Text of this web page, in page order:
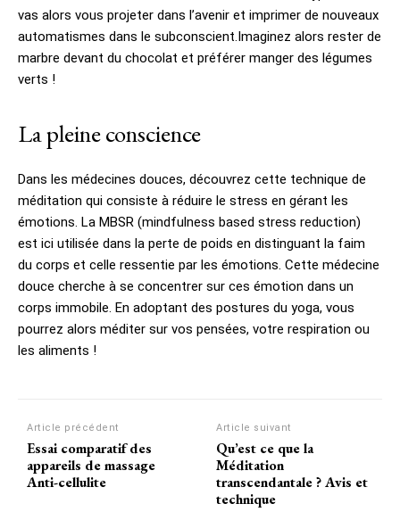
vas alors vous projeter dans l’avenir et imprimer de nouveaux
automatismes dans le subconscient.Imaginez alors rester de
marbre devant du chocolat et préférer manger des légumes
verts !
La pleine conscience
Dans les médecines douces, découvrez cette technique de
méditation qui consiste à réduire le stress en gérant les
émotions. La MBSR (mindfulness based stress reduction)
est ici utilisée dans la perte de poids en distinguant la faim
du corps et celle ressentie par les émotions. Cette médecine
douce cherche à se concentrer sur ces émotion dans un
corps immobile. En adoptant des postures du yoga, vous
pourrez alors méditer sur vos pensées, votre respiration ou
les aliments !
Article précédent
Essai comparatif des
appareils de massage
Anti-cellulite
Article suivant
Qu’est ce que la
Méditation
transcendantale ? Avis et
technique